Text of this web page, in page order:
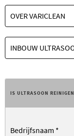
OVER VARICLEAN
INBOUW
IS ULTRASOON
Bedrijfsnaam *